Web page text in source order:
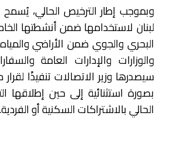
وبموجب إطار الترخيص الحالي،
لبنان لاستخدامها ضمن أنشطتها
البحري والجوي ضمن الأراضي
والوزارات والإدارات العامة
سيصدرها وزير الاتصالات تنفيذًا
بصورة استثنائية إلى حين إطلاقها
الحالي بالاشتراكات السكنية أو الفردية.